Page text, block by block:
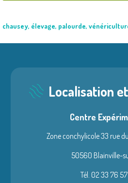
chausey, élevage, palourde,
Localisation
Centre
Zone conchylicole 33 rue
50560 Blainville-
Tél. 02 33 76